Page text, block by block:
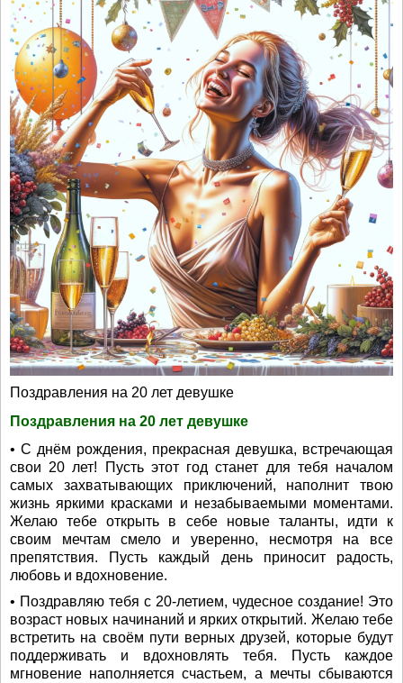
Поздравления на 20 лет девушке
Поздравления на 20 лет девушке
• С днём рождения, прекрасная девушка, встречающая
свои 20 лет! Пусть этот год станет для тебя началом
самых захватывающих приключений, наполнит твою
жизнь яркими красками и незабываемыми моментами.
Желаю тебе открыть в себе новые таланты, идти к
своим мечтам смело и уверенно, несмотря на все
препятствия. Пусть каждый день приносит радость,
любовь и вдохновение.
• Поздравляю тебя с 20-летием, чудесное создание! Это
возраст новых начинаний и ярких открытий. Желаю тебе
встретить на своём пути верных друзей, которые будут
поддерживать и вдохновлять тебя. Пусть каждое
мгновение наполняется счастьем, а мечты сбываются